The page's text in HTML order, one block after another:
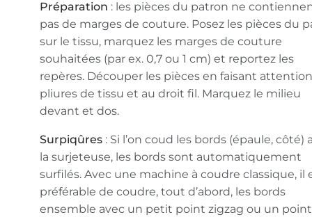
Préparation : les pièces du patron ne
pas de marges de couture. Posez les pièces du
sur le tissu, marquez les marges de couture
souhaitées (par ex. 0,7 ou 1 cm) et reportez les
repères. Découper les pièces en faisant
pliures de tissu et au droit fil. Marquez le milieu
devant et dos.
Surpiqûres : Si l’on coud les bords (épaule, côté)
la surjeteuse, les bords sont automatiquement
surfilés. Avec une machine à coudre classique, il
préférable de coudre, tout d’abord, les bords
ensemble avec un petit point zigzag ou un point